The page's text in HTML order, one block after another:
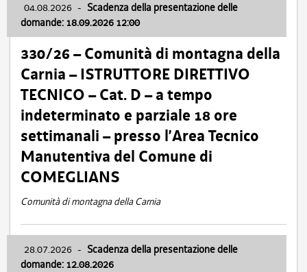
04.08.2026 - Scadenza della presentazione delle
domande: 18.09.2026 12:00
330/26 – Comunità di montagna della
Carnia – ISTRUTTORE DIRETTIVO
TECNICO – Cat. D – a tempo
indeterminato e parziale 18 ore
settimanali – presso l’Area Tecnico
Manutentiva del Comune di
COMEGLIANS
Comunità di montagna della Carnia
28.07.2026 - Scadenza della presentazione delle
domande: 12.08.2026